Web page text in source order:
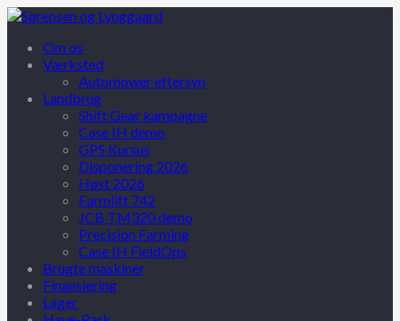
Om os
Værksted
Automower eftersyn
Landbrug
Shift Gear kampagne
Case IH demo
GPS Kursus
Disponering 2026
Høst 2026
Farmlift 742
JCB TM320 demo
Precision Farming
Case IH FieldOps
Brugte maskiner
Finansiering
Lager